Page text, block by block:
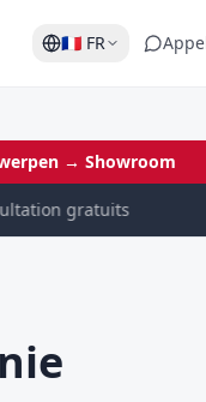
🇫🇷 FR
→ Showroom
gratuits